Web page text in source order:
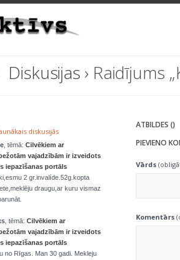
Diskusijas › Raidījums
ATBILDES ()
PIEVIENO
Vārds
Komentārs
diskusijās
, tēmā: Cilvēkiem ar
vajadzībām ir izveidots
iepazīšanas portāls
2 gr.invalíde.52g.kopta
draugu,ar kuru vismaz
, tēmā: Cilvēkiem ar
vajadzībām ir izveidots
iepazīšanas portāls
no Rīgas. Man 30 gadi. Mekleju